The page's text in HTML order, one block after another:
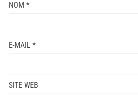
NOM *
E-MAIL *
SITE WEB